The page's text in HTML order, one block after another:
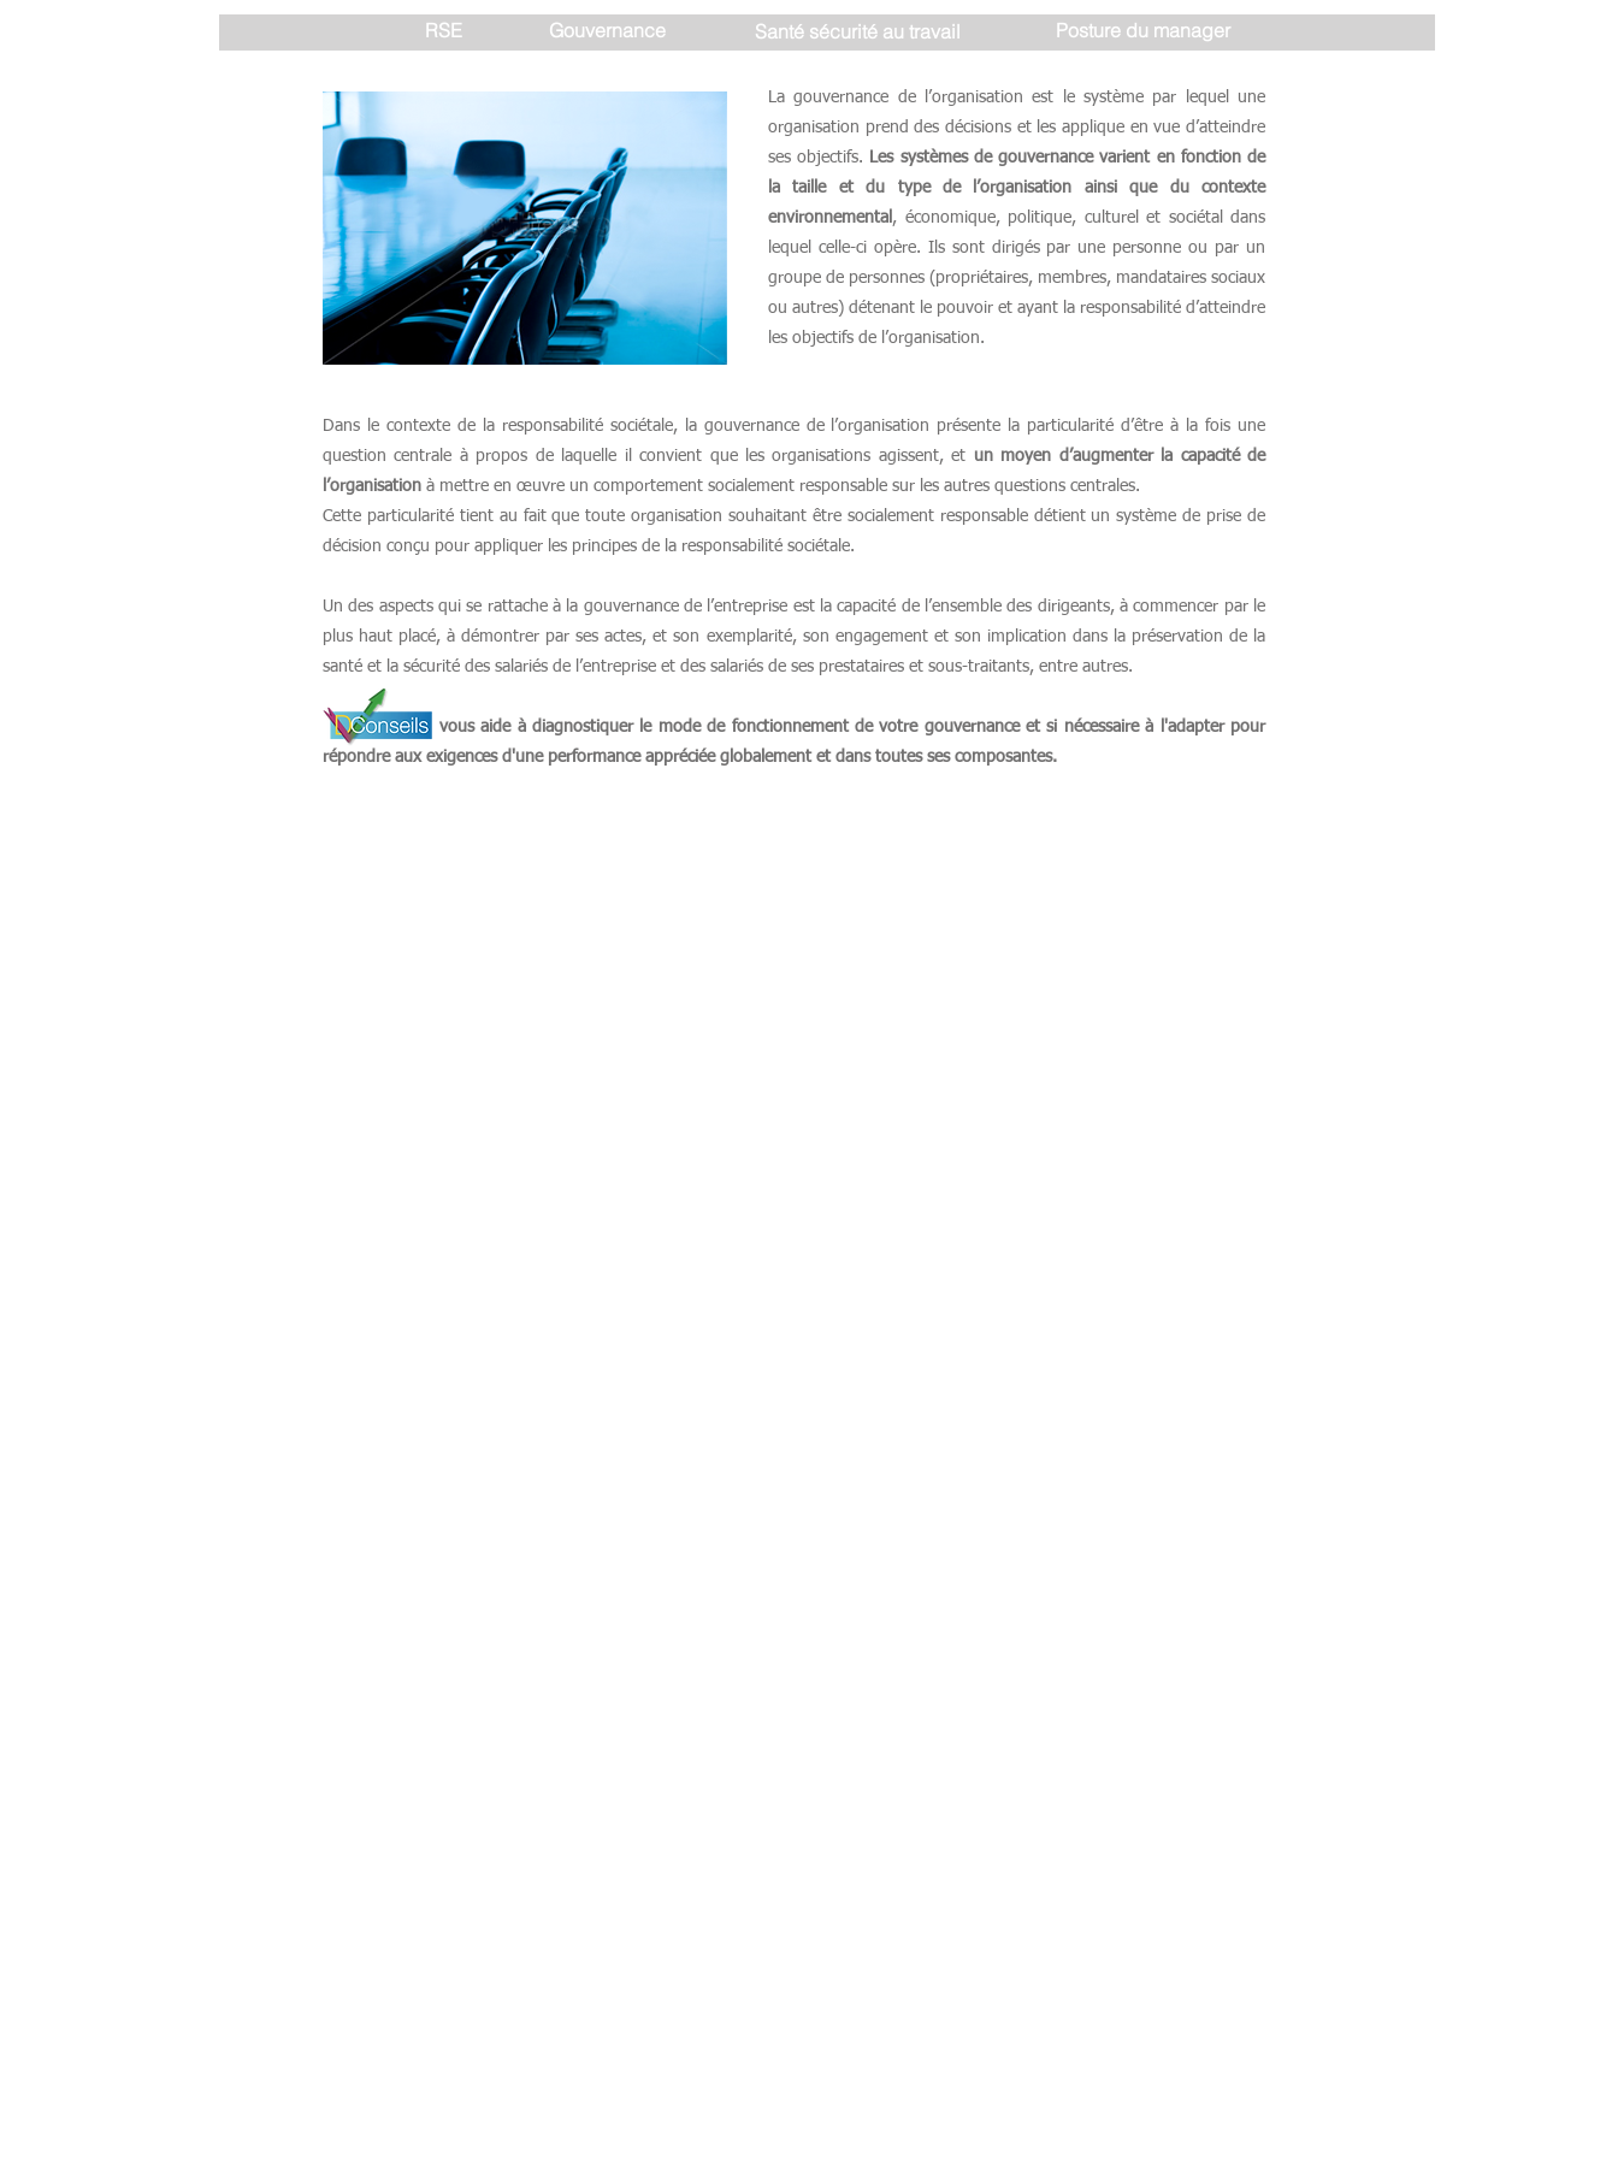
RSE Gouvernance Santé sécurité au travail Posture du manager
La gouvernance de l’organisation est le système par lequel une
organisation prend des décisions et les applique en vue d’atteindre
ses objectifs.
Les systèmes de gouvernance varient en fonction de
la taille et du type de l’organisation ainsi que du contexte
environnemental , économique, politique, culturel et sociétal dans
lequel celle-ci opère. Ils sont dirigés par une personne ou par un
groupe de personnes (propriétaires, membres, mandataires sociaux
ou autres) détenant le pouvoir et ayant la responsabilité d’atteindre
les objectifs de l’organisation.
Dans le contexte de la responsabilité sociétale, la gouvernance de l’organisation présente la particularité d’être à la fois une
question centrale à propos de laquelle il convient que les organisations agissent, et un moyen d’augmenter la capacité de
l’organisation à mettre en œuvre un comportement socialement responsable sur les autres questions centrales.
Cette particularité tient au fait que toute organisation souhaitant être socialement responsable détient un système de prise de
décision conçu pour appliquer les principes de la responsabilité sociétale.
Un des aspects qui se rattache à la gouvernance de l’entreprise est la capacité de l’ensemble des dirigeants, à commencer par le
plus haut placé, à démontrer par ses actes, et son exemplarité, son engagement et son implication dans la préservation de la
santé et la sécurité des salariés de l’entreprise et des salariés de ses prestataires et sous-traitants, entre autres.
vous aide à diagnostiquer le mode de fonctionnement de votre gouvernance et si nécessaire à l'adapter pour
répondre aux exigences d'une performance appréciée globalement et dans toutes ses composantes.